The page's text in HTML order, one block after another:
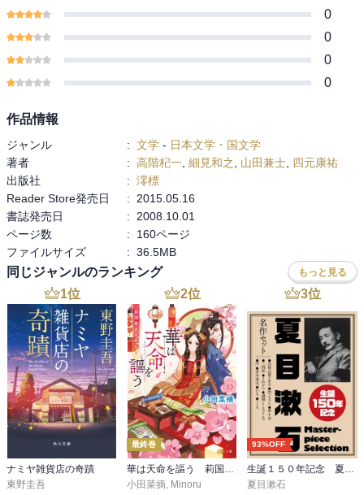
0
0
0
0
作品情報
ジャンル : 文学 - 日本文学・国文学
著者
: 高階杞一 細見和之 山田兼士 四元康祐
出版社
: 澪標
Reader Store発売日
:
2015.05.16
書誌発売日
:
2008.10.01
ページ数
:
160ページ
ファイルサイズ
: 36.5MB
同じジャンルのランキング もっと見る
1位
ナミヤ雑貨店の奇蹟
東野圭吾
2位
最終巻
華は天命を謳う 莉国後宮女医伝 五
小田菜摘, Minoru
3位
93%OFF
生誕１５０年記念 夏目漱石 名作セット
夏目漱石